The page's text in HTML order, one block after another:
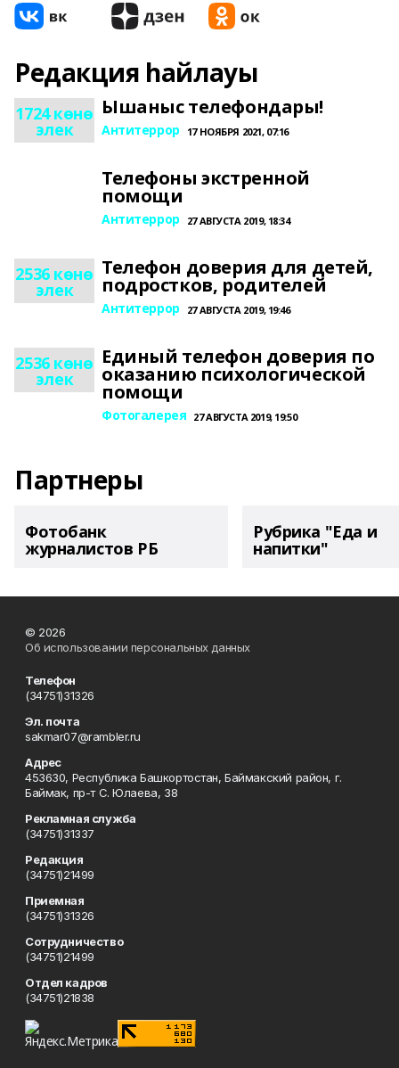
Редакция һайлауы
1724 көнө
элек
Ышаныс телефондары!
Антитеррор 17 НОЯБРЯ 2021, 07:16
Телефоны экстренной
помощи
Антитеррор 27 АВГУСТА 2019, 18:34
2536 көнө
элек
Телефон доверия для детей,
подростков, родителей
Антитеррор 27 АВГУСТА 2019, 19:46
2536 көнө
элек
Единый телефон доверия по
оказанию психологической
помощи
Фотогалерея 27 АВГУСТА 2019, 19:50
Партнеры
Фотобанк
журналистов РБ
Рубрика "Еда и
напитки"
© 2026
Об использовании персональных данных
Телефон
(34751)31326
Эл. почта
sakmar07@rambler.ru
Адрес
453630, Республика Башкортостан, Баймакский район, г.
Баймак, пр-т С. Юлаева, 38
Рекламная служба
(34751)31337
Редакция
(34751)21499
Приемная
(34751)31326
Сотрудничество
(34751)21499
Отдел кадров
(34751)21838